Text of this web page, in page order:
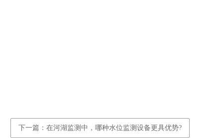
下一篇：在河湖监测中，哪种水位监测设备更具优势?